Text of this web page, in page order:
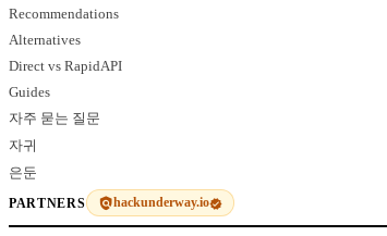
Recommendations
Alternatives
Direct vs RapidAPI
Guides
자주 묻는 질문
자귀
은둔
PARTNERS hackunderway.io